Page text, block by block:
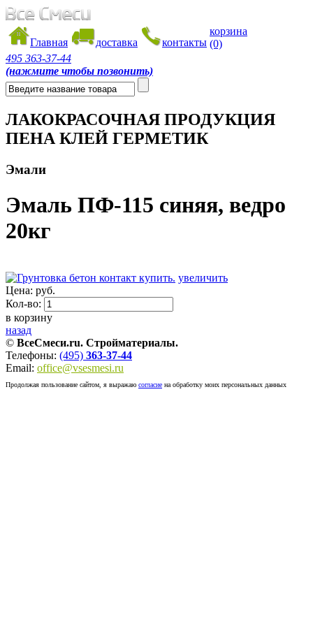
Главная доставка контакты
корзина
(0)
495 363-37-44
(нажмите чтобы позвонить)
ЛАКОКРАСОЧНАЯ ПРОДУКЦИЯ
ПЕНА КЛЕЙ ГЕРМЕТИК
Эмали
Эмаль ПФ-115 синяя, ведро
20кг
увеличить
Цена: руб.
Кол-во:
в корзину
назад
© ВсеСмеси.ru. Стройматериалы.
Телефоны: (495) 363-37-44
Email: office@vsesmesi.ru
Продолжая пользование сайтом, я выражаю согласие на обработку моих персональных данных